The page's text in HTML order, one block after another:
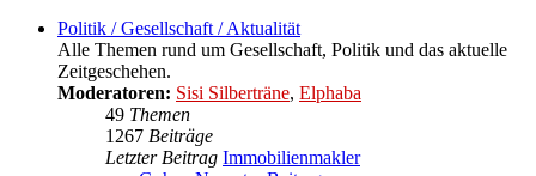
Politik / Gesellschaft / Aktualität
Alle Themen rund um Gesellschaft, Politik und das aktuelle
Zeitgeschehen.
Moderatoren: Sisi Silberträne, Elphaba
49 Themen
1267 Beiträge
Letzter Beitrag Immobilienmakler